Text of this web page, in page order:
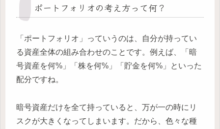
ポートフォリオの考え方って何？
「ポートフォリオ」っていうのは、自分が持ってい
る資産全体の組み合わせのことです。例えば、「暗
号資産を何%」「株を何%」「貯金を何%」といった
配分ですね。
暗号資産だけを全て持っていると、万が一の時にリ
スクが大きくなってしまいます。だから、色々な種